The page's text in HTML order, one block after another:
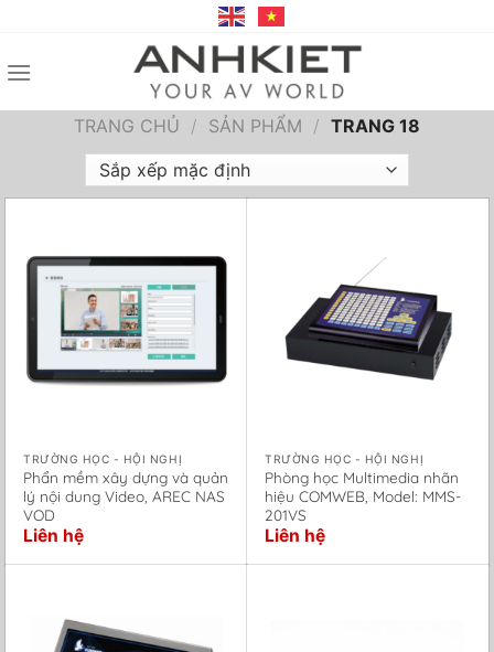
nội
TRANG CHỦ / SẢN PHẨM / TRANG 18
TRƯỜNG HỌC - HỘI NGHỊ
Phẩn mềm xây dựng và quản
lý nội dung Video, AREC NAS
VOD
Liên hệ
TRƯỜNG HỌC - HỘI NGHỊ
Phòng học Multimedia nhãn
hiệu COMWEB, Model: MMS-
201VS
Liên hệ